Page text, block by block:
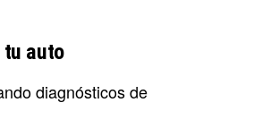
tu auto
diagnósticos de